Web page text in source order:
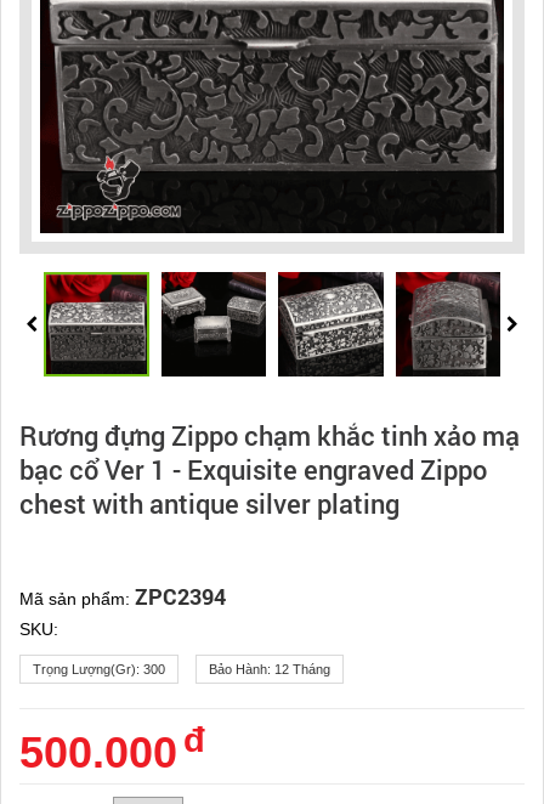
Rương đựng Zippo chạm khắc tinh xảo mạ
bạc cổ Ver 1 - Exquisite engraved Zippo
chest with antique silver plating
Mã sản phẩm: ZPC2394
SKU:
Trọng Lượng(gr): 300 Bảo Hành: 12 Tháng
500.000 đ